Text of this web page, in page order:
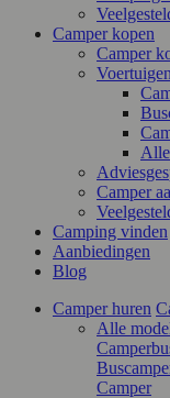
Camper kopen
Camper
Voertuigen
Camper
Camping vinden
Aanbiedingen
Blog
Camper huren
Alle
Camper